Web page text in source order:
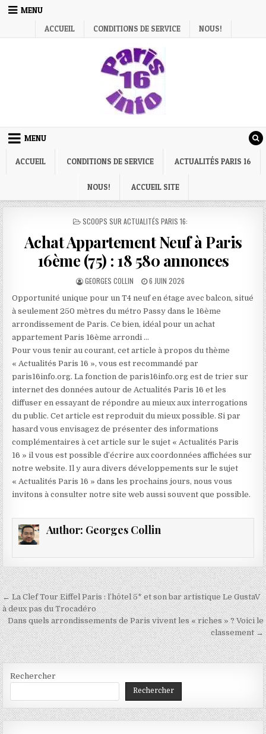
Skip
MENU
ACCUEIL
CONDITIONS DE SERVICE NOUS!
MENU
ACCUEIL CONDITIONS DE SERVICE ACTUALITÉS PARIS 16
NOUS! ACCUEIL SITE
POSTED
SCOOPS SUR ACTUALITÉS PARIS 16:
Achat Appartement Neuf à Paris
16ème (75) : 18 580 annonces
AUTHOR:
GEORGES COLLIN
PUBLISHED
6 JUIN 2026
Opportunité unique pour un T4 neuf en étage avec balcon, situé
à seulement 250 mètres du métro Passy dans le 16ème
arrondissement de Paris. Ce bien, idéal pour un achat
appartement Paris 16ème arrondi …
Pour vous tenir au courant, cet article à propos du thème
« Actualités Paris 16 », vous est recommandé par
paris16info.org. La fonction de paris16info.org est de trier sur
internet des données autour de Actualités Paris 16 et les
diffuser en essayant de répondre au mieux aux interrogations
du public. Cet article est reproduit du mieux possible. Si par
hasard vous envisagez de présenter des informations
complémentaires à cet article sur le sujet « Actualités Paris
16 » il vous est possible d’écrire aux coordonnées affichées sur
notre website. Il y aura divers développements sur le sujet
« Actualités Paris 16 » dans les prochains jours, nous vous
invitons à consulter notre site web aussi souvent que possible.
Author: Georges Collin
Navigation
de
l’article
← La Clef Tour Eiffel Paris : l’hôtel 5* et son bar artistique Le GustaV
à deux pas du Trocadéro
Dans quels arrondissements de Paris vivent les « riches » ? Voici le
classement →
Rechercher
Rechercher